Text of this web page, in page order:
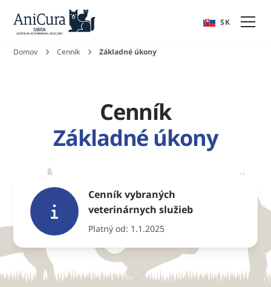
SK
Domov Cenník Základné úkony
Cenník
Základné úkony
Cenník vybraných
veterinárnych služieb
Platný od: 1.1.2025